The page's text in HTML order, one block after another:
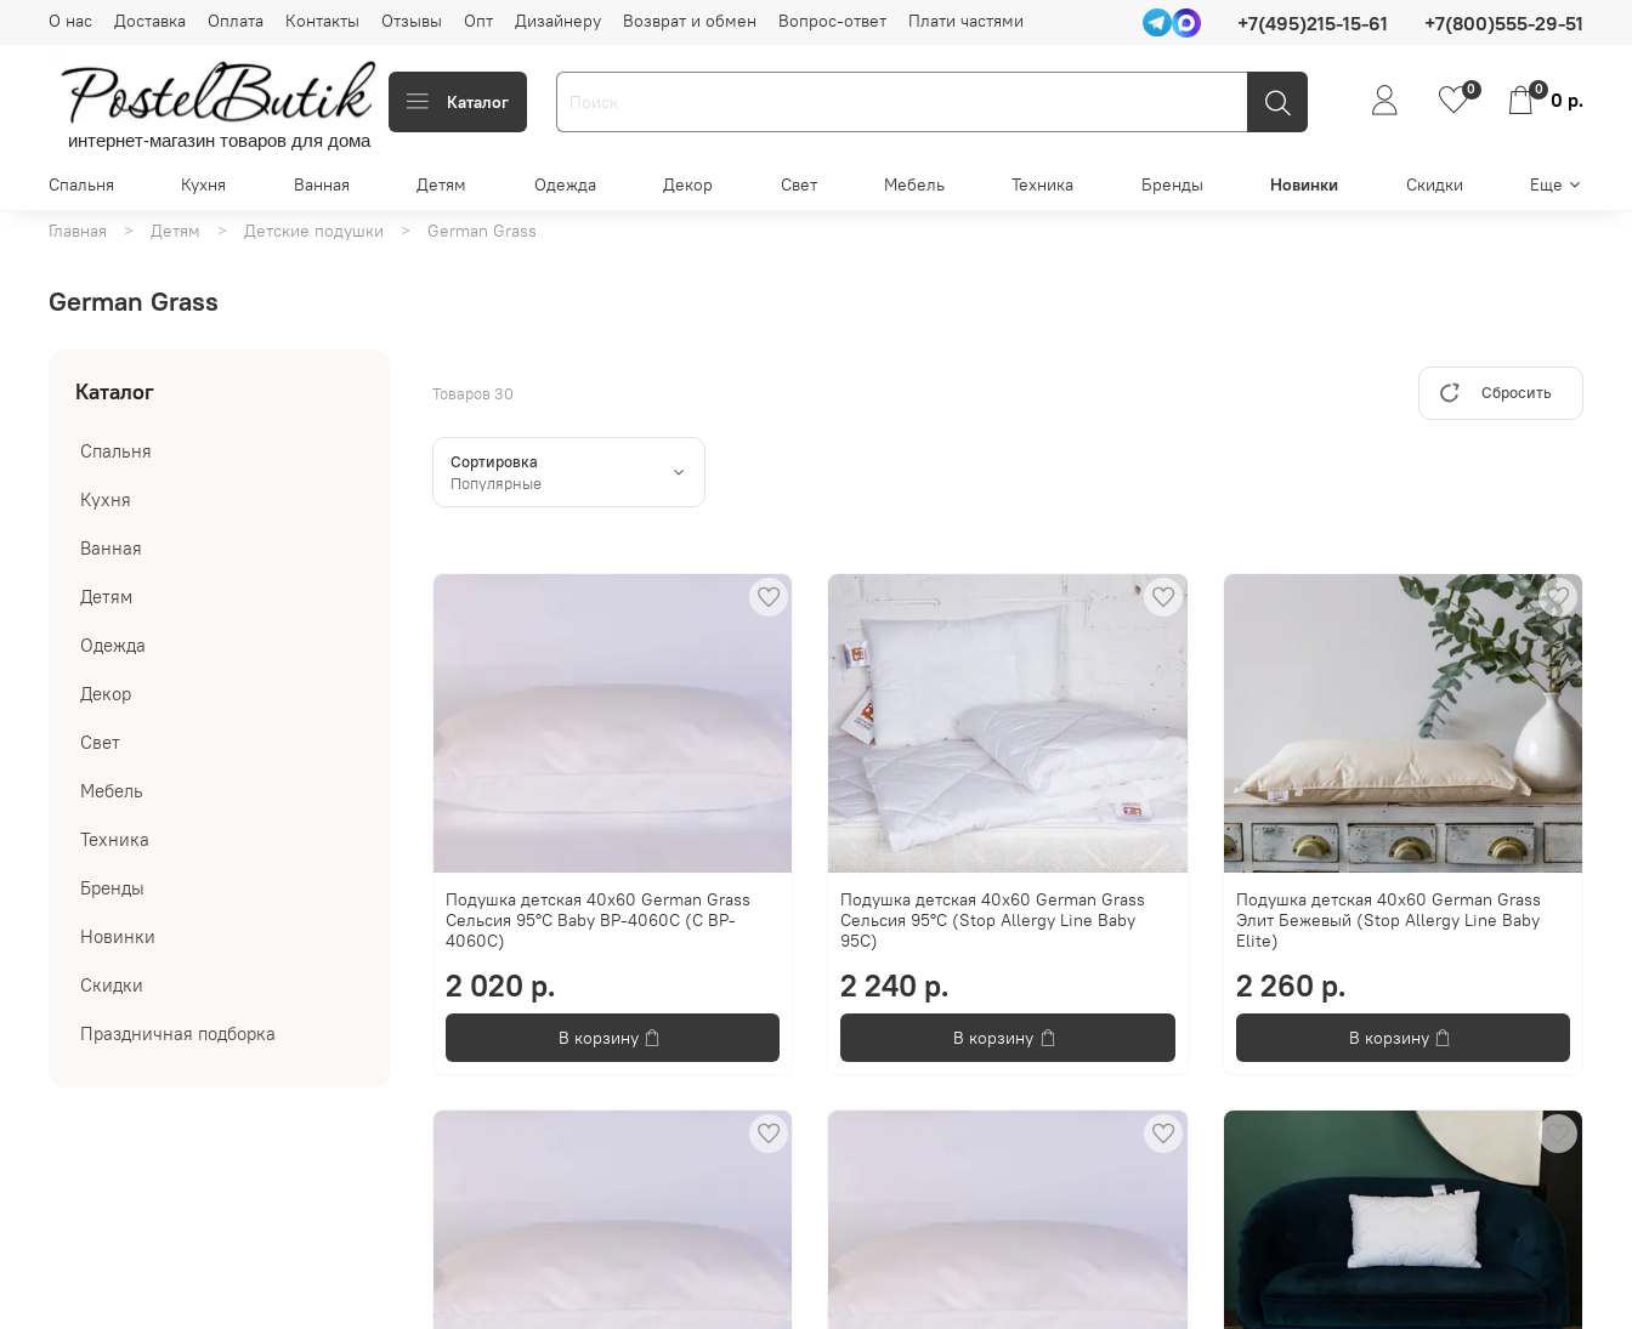
О нас Доставка Оплата Контакты Отзывы Опт Дизайнеру Возврат и обмен Вопрос-ответ Плати частями +7(495)215-15-61 +7(800)555-29-51
интернет-магазин товаров для дома
Каталог
0 0 0 р.
Спальня Кухня Ванная Детям Одежда Декор Свет Мебель Техника Бренды Новинки Скидки Еще
Главная Детям Детские подушки German Grass
German Grass
Товаров 30 Сбросить
Сортировка
Подушка детская 40x60 German Grass
Сельсия 95°C Baby BP-4060C (C BP-
4060C)
2 020 р.
В корзину
Подушка детская 40х60 German Grass
Сельсия 95°C (Stop Allergy Line Baby
95C)
2 240 р.
В корзину
Подушка детская 40х60 German Grass
Элит Бежевый (Stop Allergy Line Baby
Elite)
2 260 р.
В корзину
Каталог
Спальня
Кухня
Ванная
Детям
Одежда
Декор
Свет
Мебель
Техника
Бренды
Новинки
Скидки
Праздничная подборка